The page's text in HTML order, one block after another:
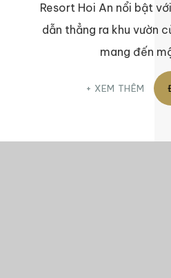
Resort Hoi An nổi bật
dẫn thẳng ra khu vườn
mang đến
XEM THÊM